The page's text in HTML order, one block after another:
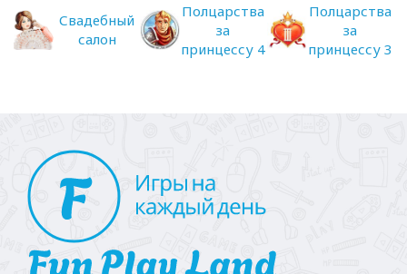
Свадебный
салон
Полцарства
за
принцессу 4
Полцарства
за
принцессу 3